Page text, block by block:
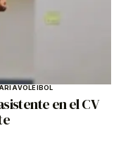
VOLEIBOL
en el CV